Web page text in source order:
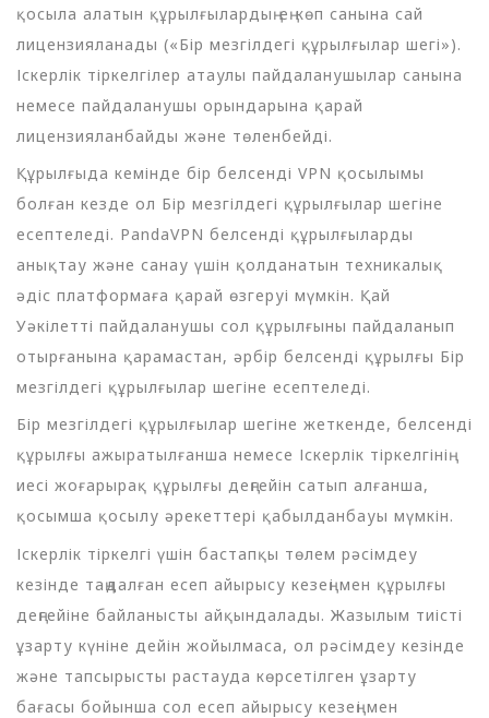
қосыла алатын құрылғылардың ең көп санына сай
лицензияланады («Бір мезгілдегі құрылғылар шегі»).
Іскерлік тіркелгілер атаулы пайдаланушылар санына
немесе пайдаланушы орындарына қарай
лицензияланбайды және төленбейді.
Құрылғыда кемінде бір белсенді VPN қосылымы
болған кезде ол Бір мезгілдегі құрылғылар шегіне
есептеледі. PandaVPN белсенді құрылғыларды
анықтау және санау үшін қолданатын техникалық
әдіс платформаға қарай өзгеруі мүмкін. Қай
Уәкілетті пайдаланушы сол құрылғыны пайдаланып
отырғанына қарамастан, әрбір белсенді құрылғы Бір
мезгілдегі құрылғылар шегіне есептеледі.
Бір мезгілдегі құрылғылар шегіне жеткенде, белсенді
құрылғы ажыратылғанша немесе Іскерлік тіркелгінің
иесі жоғарырақ құрылғы деңгейін сатып алғанша,
қосымша қосылу әрекеттері қабылданбауы мүмкін.
Іскерлік тіркелгі үшін бастапқы төлем рәсімдеу
кезінде таңдалған есеп айырысу кезеңі мен құрылғы
деңгейіне байланысты айқындалады. Жазылым тиісті
ұзарту күніне дейін жойылмаса, ол рәсімдеу кезінде
және тапсырысты растауда көрсетілген ұзарту
бағасы бойынша сол есеп айырысу кезеңі мен